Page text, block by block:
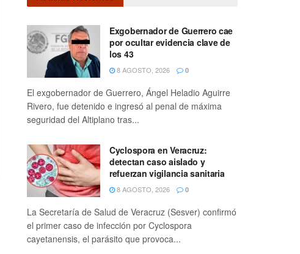
Exgobernador de Guerrero cae
por ocultar evidencia clave de
los 43
8 AGOSTO, 2026 0
El exgobernador de Guerrero, Ángel Heladio Aguirre
Rivero, fue detenido e ingresó al penal de máxima
seguridad del Altiplano tras...
Cyclospora en Veracruz:
detectan caso aislado y
refuerzan vigilancia sanitaria
8 AGOSTO, 2026 0
La Secretaría de Salud de Veracruz (Sesver) confirmó
el primer caso de infección por Cyclospora
cayetanensis, el parásito que provoca...